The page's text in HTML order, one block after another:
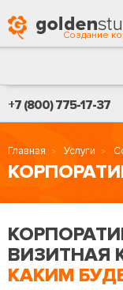
+7 (800) 775-17-37
Главная Услуги
ВИЗИТНАЯ
КАКИМ